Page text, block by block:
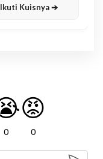
Ikuti Kuisnya ➔
0
😡
0